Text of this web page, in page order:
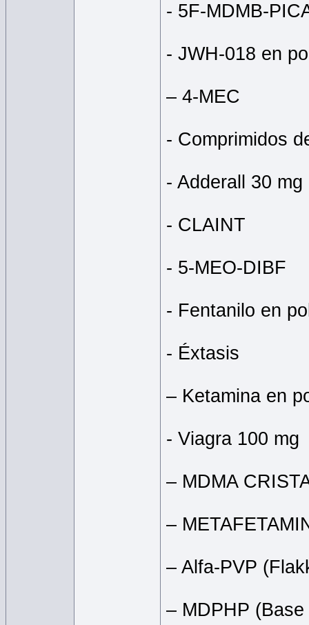
- 5F-MDMB-
- JWH-018 en
– 4-MEC
- Comprimidos
- Adderall 30 mg
- CLAINT
- 5-MEO-DIBF
- Fentanilo en
- Éxtasis
– Ketamina en
- Viagra 100 mg
– MDMA
–
– Alfa-PVP
– MDPHP (Base